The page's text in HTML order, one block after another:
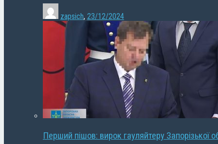
zapsich, 23/12/2024
Перший пішов: вирок гауляйтеру Запорізької